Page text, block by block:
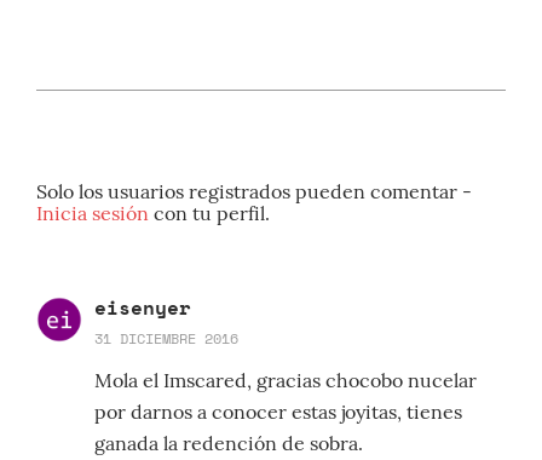
Solo los usuarios registrados pueden comentar -
Inicia sesión con tu perfil.
eisenyer
31 DICIEMBRE 2016
Mola el Imscared, gracias chocobo nucelar
por darnos a conocer estas joyitas, tienes
ganada la redención de sobra.